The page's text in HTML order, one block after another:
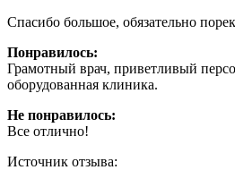
Спасибо большое, обязательно
Понравилось:
Грамотный врач, приветливый
оборудованная клиника.
Не понравилось:
Все отлично!
Источник отзыва: